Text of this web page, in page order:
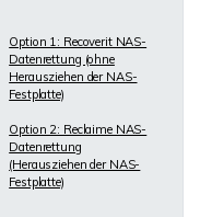
Option 1: Recoverit NAS-
Datenrettung (ohne
Herausziehen der NAS-
Festplatte)
Option 2: Reclaime NAS-
Datenrettung
(Herausziehen der NAS-
Festplatte)